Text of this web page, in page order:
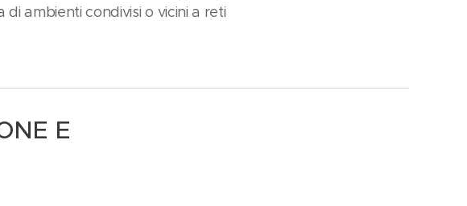
ambienti condivisi o vicini a reti
E